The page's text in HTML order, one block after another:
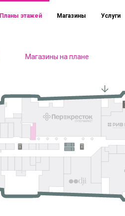
Планы этажей Магазины Услуги
Магазины на плане